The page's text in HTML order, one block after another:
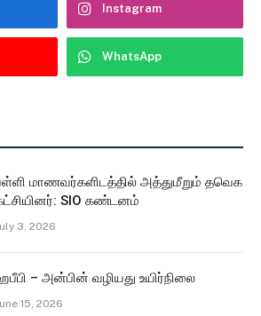
Instagram
WhatsApp
மாணவர்களிடத்தில் அத்துமீறும் தவெக
SIO கண்டனம்
3, 2026
– அன்பின் வழியது உயிர்நிலை
15, 2026